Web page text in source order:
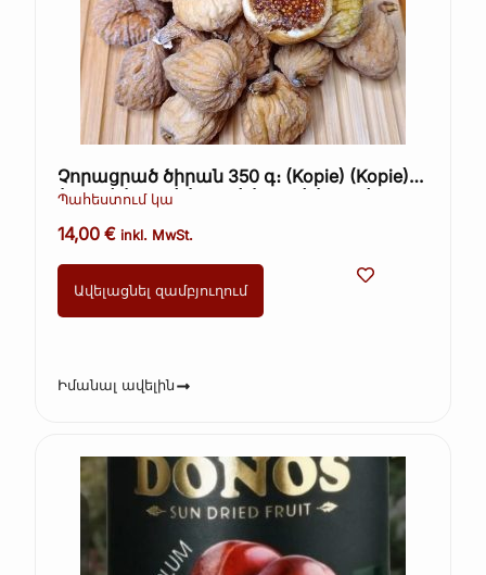
Չորացրած ծիրան 350 գ։ (Kopie) (Kopie)
(Kopie) (Kopie) (Kopie) (Kopie) (Kopie)
Պահեստում կա
14,00€ inkl. MwSt.
Ավելացնել զամբյուղում
Իմանալ ավելին